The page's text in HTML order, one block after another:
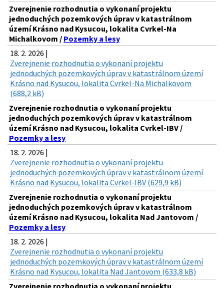
Zverejnenie rozhodnutia o vykonaní projektu
jednoduchých pozemkových úprav v katastrálnom
území Krásno nad Kysucou, lokalita Cvrkel-Na
Michalkovom / Pozemky a lesy
18. 2. 2026 |
Zverejnenie rozhodnutia o vykonaní projektu
jednoduchých pozemkových úprav v katastrálnom území
Krásno nad Kysucou, lokalita Cvrkel-Na Michalkovom
(688,2 kB)
Zverejnenie rozhodnutia o vykonaní projektu
jednoduchých pozemkových úprav v katastrálnom
území Krásno nad Kysucou, lokalita Cvrkel-IBV /
Pozemky a lesy
18. 2. 2026 |
Zverejnenie rozhodnutia o vykonaní projektu
jednoduchých pozemkových úprav v katastrálnom území
Krásno nad Kysucou, lokalita Cvrkel-IBV (629,9 kB)
Zverejnenie rozhodnutia o vykonaní projektu
jednoduchých pozemkových úprav v katastrálnom
území Krásno nad Kysucou, lokalita Nad Jantovom /
Pozemky a lesy
18. 2. 2026 |
Zverejnenie rozhodnutia o vykonaní projektu
jednoduchých pozemkových úprav v katastrálnom území
Krásno nad Kysucou, lokalita Nad Jantovom (633,8 kB)